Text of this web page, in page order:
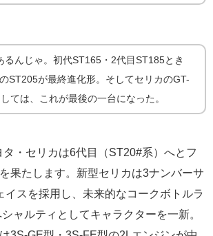
るんじゃ。初代ST165・2代目ST185とき
ST205が最終進化形。そしてセリカのGT-
ては、これが最後の一台になった。
・セリカは6代目（ST20#系）へとフ
果たします。新型セリカは3ナンバーサ
イスを採用し、未来的なコークボトルラ
ャルティとしてキャラクターを一新。